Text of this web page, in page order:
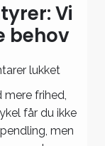
Vi
behov
lukkettil
Fra
pendler
frihed,
får du ikke
men